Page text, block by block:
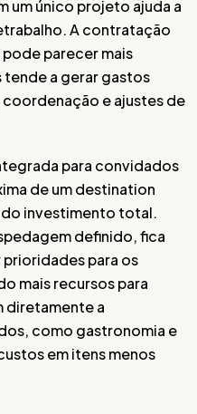
um único projeto ajuda a
A contratação
parecer mais
tende a gerar gastos
e ajustes de
para convidados
de um destination
investimento total.
definido, fica
para os
mais recursos para
diretamente a
como gastronomia e
em itens menos